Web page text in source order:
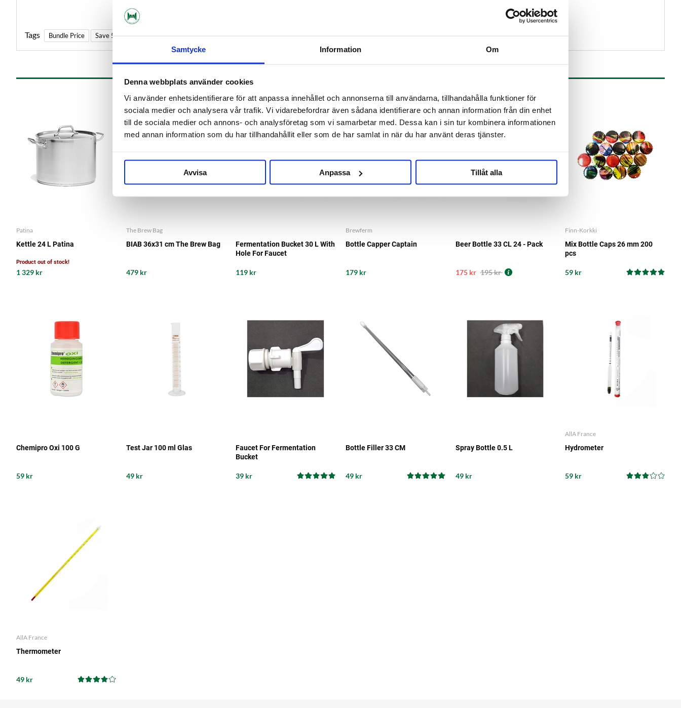
Samtycke Information Om
Denna webbplats använder cookies
Vi använder enhetsidentifierare för att anpassa innehållet och annonserna till användarna, tillhandahålla funktioner för
sociala medier och analysera vår trafik. Vi vidarebefordrar även sådana identifierare och annan information från din enhet
till de sociala medier och annons- och analysföretag som vi samarbetar med. Dessa kan i sin tur kombinera informationen
med annan information som du har tillhandahållit eller som de har samlat in när du har använt deras tjänster.
Avvisa Anpassa Tillåt alla
Tags Bundle Price Save 5%
Patina
Kettle 24 L Patina
Product out of stock!
1 329 kr
The Brew Bag
BIAB 36x31 cm The Brew Bag
479 kr
Fermentation Bucket 30 L With
Hole For Faucet
119 kr
Brewferm
Bottle Capper Captain
179 kr
SAVE
-10%
SUMMER SALE
Beer Bottle 33 CL 24 - Pack
175 kr 195 kr
Finn-Korkki
Mix Bottle Caps 26 mm 200
pcs
59 kr
Chemipro Oxi 100 G
59 kr
Test Jar 100 ml Glas
49 kr
Faucet For Fermentation
Bucket
39 kr
Bottle Filler 33 CM
49 kr
Spray Bottle 0.5 L
49 kr
AllA France
Hydrometer
59 kr
AllA France
Thermometer
49 kr